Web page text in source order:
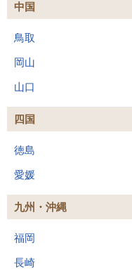
中国
鳥取
岡山
山口
四国
徳島
愛媛
九州・沖縄
福岡
長崎